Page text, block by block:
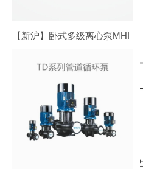
【新沪】卧式多级离心泵MHI